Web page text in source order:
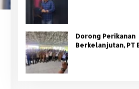
Dorong Perikanan
Berkelanjutan, PT